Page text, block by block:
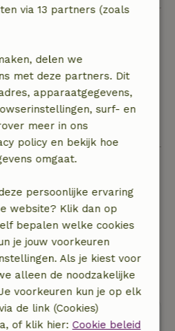
100% hernieuwbare
voedselproducten die
gekweekt zijn verkrijgbaar
1 kilometer
verhuurder van het
via 13 partners (zoals
delen we
met deze partners. Dit
apparaatgegevens,
surf- en
meer in ons
policy en bekijk hoe
omgaat.
persoonlijke ervaring
website? Klik dan op
bepalen welke cookies
je jouw voorkeuren
Als je kiest voor
alleen de noodzakelijke
voorkeuren kun je op elk
de link (Cookies)
of klik hier: Cookie beleid